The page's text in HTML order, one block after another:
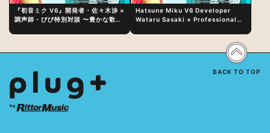
『初音ミク V6』開発者・佐々木渉 ×
調声師・びび特別対談 〜豊かな歌声
Hatsune Miku V6 Developer
Wataru Sasaki × Professional
Vocal Expression Lies in “Love
for the singing characters” and
BACK TO TOP